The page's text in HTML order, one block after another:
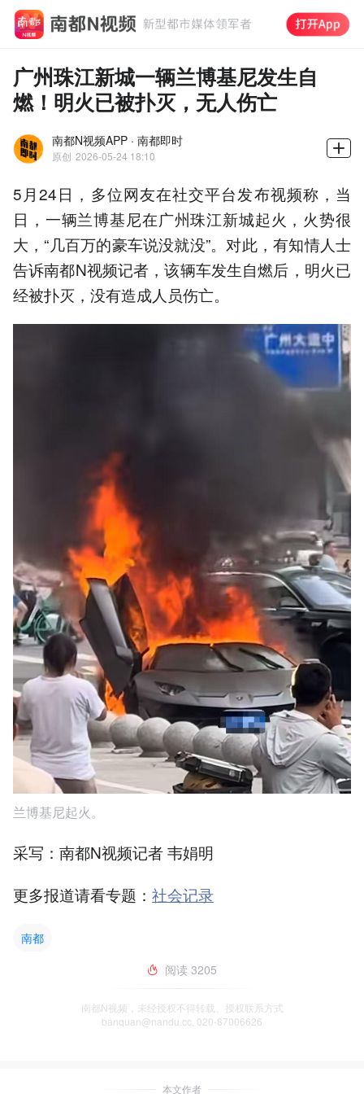
广州珠江新城一辆兰博基尼发生自
燃！明火已被扑灭，无人伤亡
南都N视频APP · 南都即时
原创 2026-05-24 18:10
5月24日，多位网友在社交平台发布视频称，当
日，一辆兰博基尼在广州珠江新城起火，火势很
大，“几百万的豪车说没就没”。对此，有知情人士
告诉南都N视频记者，该辆车发生自燃后，明火已
经被扑灭，没有造成人员伤亡。
兰博基尼起火。
采写：南都N视频记者 韦娟明
更多报道请看专题： 社会记录
南都
阅读 3205
南都N视频，未经授权不得转载、授权联系方式
banquan@nandu.cc. 020-87006626
本文作者